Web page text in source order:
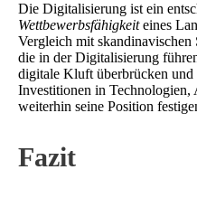
Die Digitalisierung ist ein
Wettbewerbsfähigkeiteines
Vergleich mit skandinavischen
die in der Digitalisierung
digitale Kluft überbrücken und
Investitionen in
weiterhin seine Position
Fazit